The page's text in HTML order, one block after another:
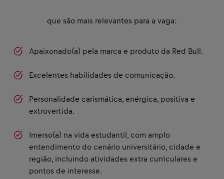
que são mais relevantes para a vaga:
Apaixonado(a) pela marca e produto da Red Bull.
Excelentes habilidades de comunicação.
Personalidade carismática, enérgica, positiva e
extrovertida.
Imerso(a) na vida estudantil, com amplo
entendimento do cenário universitário, cidade e
região, incluindo atividades extra curriculares e
pontos de interesse.